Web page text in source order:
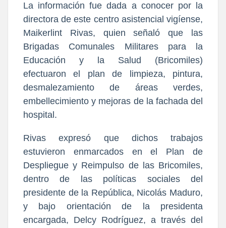
La información fue dada a conocer por la
directora de este centro asistencial vigíense,
Maikerlint Rivas, quien señaló que las
Brigadas Comunales Militares para la
Educación y la Salud (Bricomiles)
efectuaron el plan de limpieza, pintura,
desmalezamiento de áreas verdes,
embellecimiento y mejoras de la fachada del
hospital.
Rivas expresó que dichos trabajos
estuvieron enmarcados en el Plan de
Despliegue y Reimpulso de las Bricomiles,
dentro de las políticas sociales del
presidente de la República, Nicolás Maduro,
y bajo orientación de la presidenta
encargada, Delcy Rodríguez, a través del